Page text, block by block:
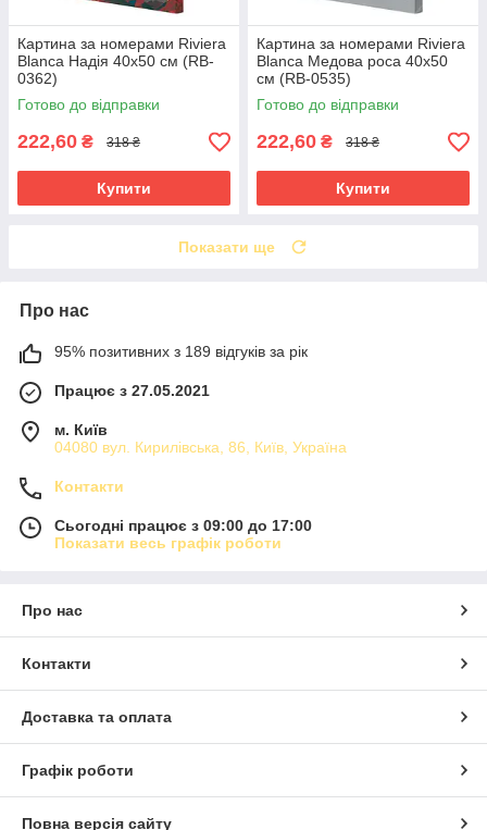
Картина за номерами Riviera
Blanca Надія 40x50 см (RB-
0362)
Готово до відправки
222,60 ₴ 318 ₴
Купити
Картина за номерами Riviera
Blanca Медова роса 40x50
см (RB-0535)
Готово до відправки
222,60 ₴ 318 ₴
Купити
Показати ще
Про нас
95% позитивних з 189 відгуків за рік
Працює з 27.05.2021
м. Київ
04080 вул. Кирилівська, 86, Київ, Україна
Контакти
Сьогодні працює з 09:00 до 17:00
Показати весь графік роботи
Про нас
Контакти
Доставка та оплата
Графік роботи
Повна версія сайту